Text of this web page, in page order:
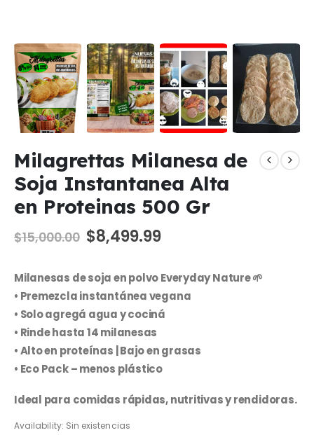
Milagrettas Milanesa de
Soja Instantanea Alta
en Proteinas 500 Gr
$15,000.00 El
precio
era:
$15,000.00.
$8,499.99El
es:
$8,499.99.
Milanesas de soja en polvo Everyday Nature 🌱
• Premezcla instantánea vegana
• Solo agregá agua y cociná
• Rinde hasta 14 milanesas
• Alto en proteínas | Bajo en grasas
• Eco Pack – menos plástico
Ideal para comidas rápidas, nutritivas y rendidoras.
Availability: Sin existencias